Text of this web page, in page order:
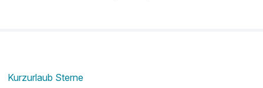
Kurzurlaub Sterne